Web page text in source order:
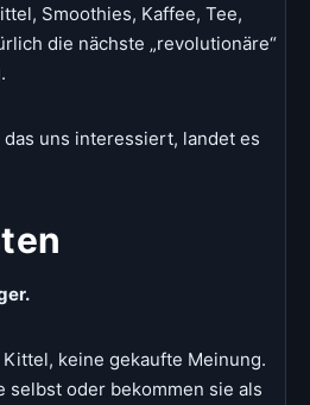
Smoothies, Kaffee, Tee,
die nächste „revolutionäre“
uns interessiert, landet es
keine gekaufte Meinung.
selbst oder bekommen sie als